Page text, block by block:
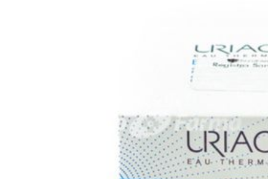
Aplicar cuantas veces sea necesario en la zona de la piel que
se desee aislar, proteger o reparar.Administrar con precaución y